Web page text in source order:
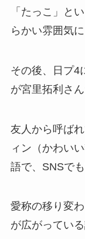
「たっこ」と
らかい雰囲気
その後、日プ4
が宮里拓利さ
友人から呼ば
ィン（かわい
語で、SNSで
愛称の移り変
が広がってい